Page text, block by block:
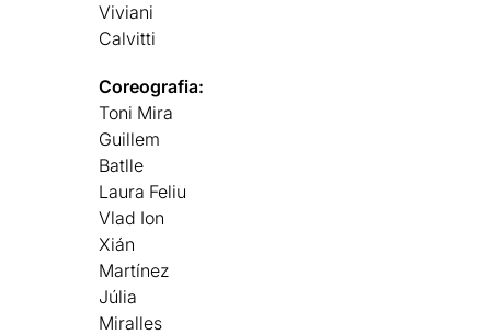
Viviani
Calvitti
Coreografia:
Toni Mira
Guillem
Batlle
Laura Feliu
Vlad Ion
Xián
Martínez
Júlia
Miralles